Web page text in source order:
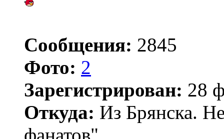
Сообщения: 2845
Фото: 2
Зарегистрирован: 28
Откуда: Из Брянска.